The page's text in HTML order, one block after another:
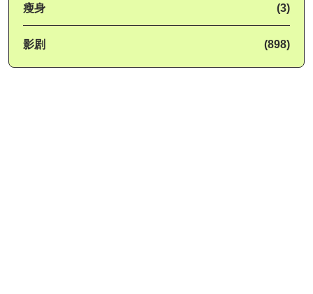
瘦身 (3)
影剧 (898)